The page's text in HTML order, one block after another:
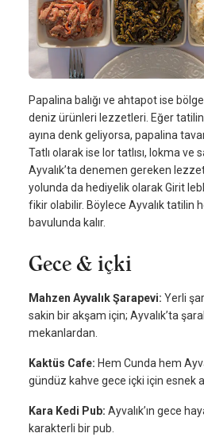
Papalina balığı ve ahtapot ise
deniz ürünleri lezzetleri. Eğer
ayına denk geliyorsa, papalina
Tatlı olarak ise lor tatlısı, lokma ve
Ayvalık’ta denemen gereken
yolunda da hediyelik olarak Girit
fikir olabilir. Böylece Ayvalık tatilin
bavulunda kalır.
Gece & içki
Mahzen Ayvalık Şarapevi: Yerli
sakin bir akşam için; Ayvalık’ta
mekanlardan.
Kaktüs Cafe: Hem Cunda hem
gündüz kahve gece içki için esnek
Kara Kedi Pub: Ayvalık’ın gece
karakterli bir pub.